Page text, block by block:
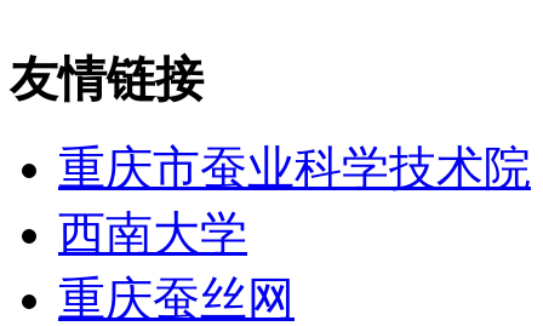
友情链接
重庆市蚕业科学技术院
西南大学
重庆蚕丝网